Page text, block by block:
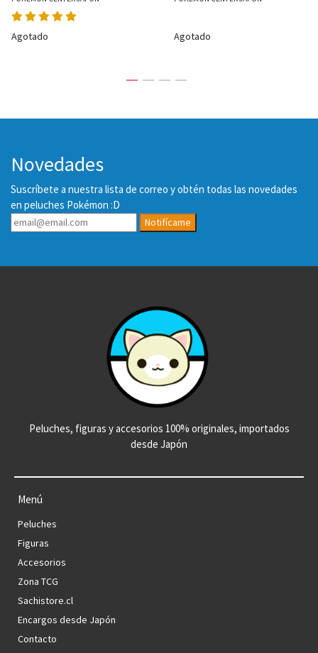
Agotado Agotado
Novedades
Suscríbete a nuestra lista de correo y obtén todas las novedades
en peluches Pokémon :D
Notifícame
Peluches, figuras y accesorios 100% originales, importados
desde Japón
Menú
Peluches
Figuras
Accesorios
Zona TCG
Sachistore.cl
Encargos desde Japón
Contacto